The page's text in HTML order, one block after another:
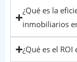
¿Qué es la
inmobiliarios
¿Qué es el